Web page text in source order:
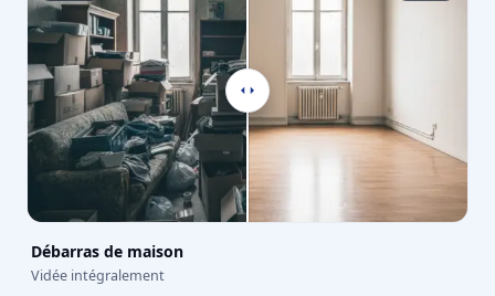
Débarras de maison
Vidée intégralement